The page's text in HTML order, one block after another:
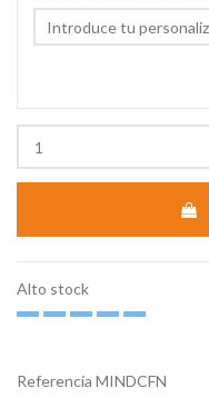
Alto stock
Referencia MINDCFN